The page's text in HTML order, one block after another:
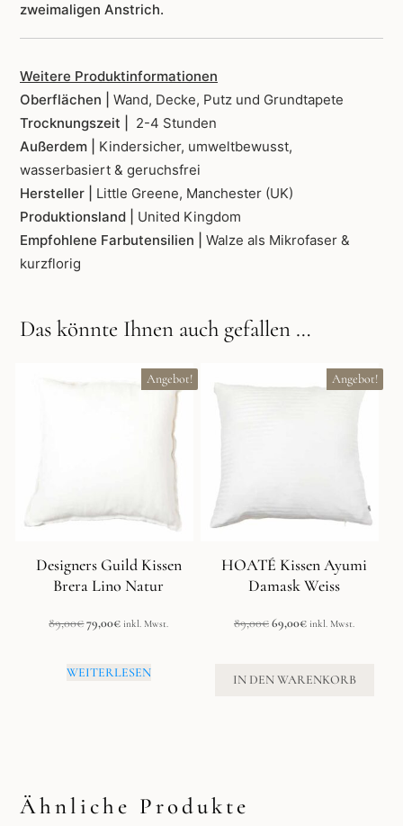
zweimaligen Anstrich.
Weitere Produktinformationen
Oberflächen | Wand, Decke, Putz und Grundtapete
Trocknungszeit |
2-4 Stunden
Außerdem | Kindersicher, umweltbewusst,
wasserbasiert & geruchsfrei
Hersteller | Little Greene, Manchester (UK)
Produktionsland | United Kingdom
Empfohlene Farbutensilien | Walze als Mikrofaser &
kurzflorig
Das könnte Ihnen auch gefallen …
Angebot!
Designers Guild Kissen
Brera Lino Natur
89,00€Ursprünglicher
89,00€
79,00€Aktueller
79,00€.
inkl. Mwst.
WEITERLESEN
Angebot!
HOATÉ Kissen Ayumi
Damask Weiss
89,00€Ursprünglicher
89,00€
69,00€Aktueller
69,00€.
inkl. Mwst.
IN DEN WARENKORB
Ähnliche Produkte